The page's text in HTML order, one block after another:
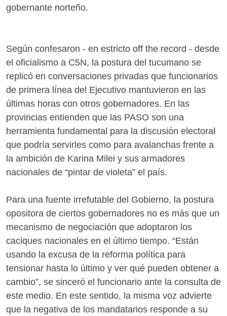
gobernante norteño.
Según confesaron - en estricto off the record - desde
el oficialismo a C5N, la postura del tucumano se
replicó en conversaciones privadas que funcionarios
de primera línea del Ejecutivo mantuvieron en las
últimas horas con otros gobernadores. En las
provincias entienden que las PASO son una
herramienta fundamental para la discusión electoral
que podría servirles como para avalanchas frente a
la ambición de Karina Milei y sus armadores
nacionales de “pintar de violeta” el país.
Para una fuente irrefutable del Gobierno, la postura
opositora de ciertos gobernadores no es más que un
mecanismo de negociación que adoptaron los
caciques nacionales en el último tiempo. “Están
usando la excusa de la reforma política para
tensionar hasta lo último y ver qué pueden obtener a
cambio”, se sinceró el funcionario ante la consulta de
este medio. En este sentido, la misma voz advierte
que la negativa de los mandatarios responde a su